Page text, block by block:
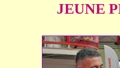
JEUNE